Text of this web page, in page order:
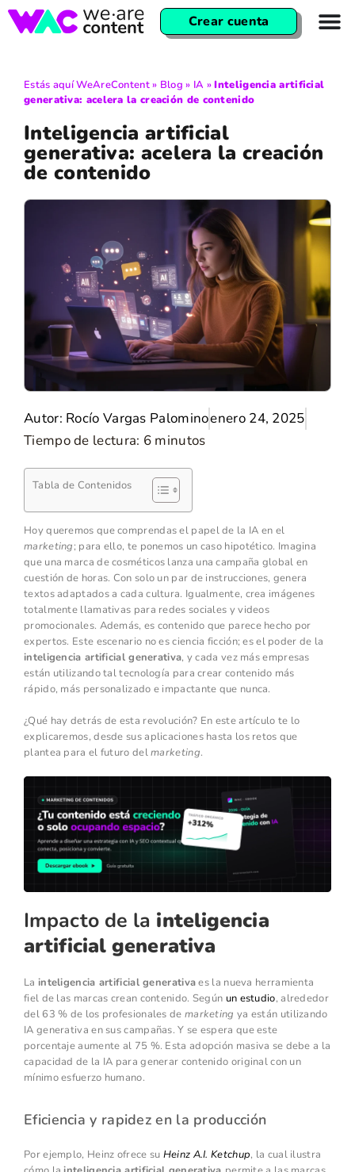
Crear cuenta
Estás aquíWeAreContent» Blog » IA »Inteligencia artificial
generativa: acelera la creación de contenido
Inteligencia artificial
generativa: acelera la creación
de contenido
Autor: Rocío Vargas Palominoenero 24, 2025
Tiempo de lectura: 6 minutos
Tabla de Contenidos
Hoy queremos que comprendas el papel de la IA en el
marketing; para ello, te ponemos un caso hipotético. Imagina
que una marca de cosméticos lanza una campaña global en
cuestión de horas. Con solo un par de instrucciones, genera
textos adaptados a cada cultura. Igualmente, crea imágenes
totalmente llamativas para redes sociales y videos
promocionales. Además, es contenido que parece hecho por
expertos. Este escenario no es ciencia ficción; es el poder de la
inteligencia artificial generativa, y cada vez más empresas
están utilizando tal tecnología para crear contenido más
rápido, más personalizado e impactante que nunca.
¿Qué hay detrás de esta revolución? En este artículo te lo
explicaremos, desde sus aplicaciones hasta los retos que
plantea para el futuro delmarketing.
Impacto de la inteligencia
artificial generativa
La inteligencia artificial generativaes la nueva herramienta
fiel de las marcas crean contenido. Según un estudio, alrededor
del 63 % de los profesionales de marketing ya están utilizando
IA generativa en sus campañas. Y se espera que este
porcentaje aumente al 75 %. Esta adopción masiva se debe a la
capacidad de la IA para generar contenido original con un
mínimo esfuerzo humano.
Eficiencia y rapidez en la producción
Por ejemplo, Heinz ofrece su Heinz A.I. Ketchup, la cual ilustra